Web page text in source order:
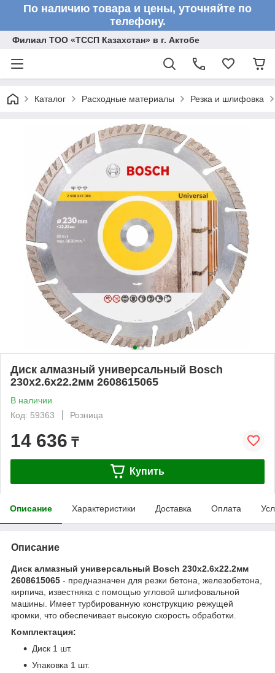
По наличию товара и цены, уточняйте по
телефону.
Филиал ТОО «ТССП Казахстан» в г. Актобе
Каталог Расходные материалы Резка и шлифовка
Диск алмазный универсальный Bosch
230х2.6х22.2мм 2608615065
В наличии
Код: 59363
Розница
14 636 ₸
Купить
Описание Характеристики Доставка Оплата
Описание
Диск алмазный универсальный Bosch 230х2.6х22.2мм
2608615065 - предназначен для резки бетона, железобетона,
кирпича, известняка с помощью угловой шлифовальной
машины. Имеет турбированную конструкцию режущей
кромки, что обеспечивает высокую скорость обработки.
Комплектация:
Диск 1 шт.
Упаковка 1 шт.